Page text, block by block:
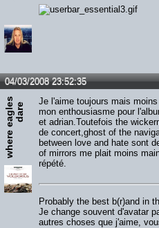
04/03/2008 23:52:35
w
h
e
r
e
e
a
g
le
s
d
a
re
Je l'aime toujours mais
mon enthousiasme pour
et adrian.Toutefois the
de concert,ghost of the
between love and hate sont
of mirrors me plait moins
répété.
Probably the best b(r)and in
Je change souvent d'avatar
autres choses que j'aime,